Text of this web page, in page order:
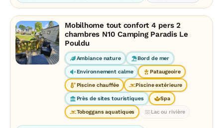
Mobilhome tout confort 4 pers 2
chambres N10 Camping Paradis Le
Pouldu
Ambiance nature Bord de mer
Environnement calme Pataugeoire
Piscine chauffée Piscine extérieure
Près de sites touristiques Spa
Toboggans aquatiques Lac ou rivière